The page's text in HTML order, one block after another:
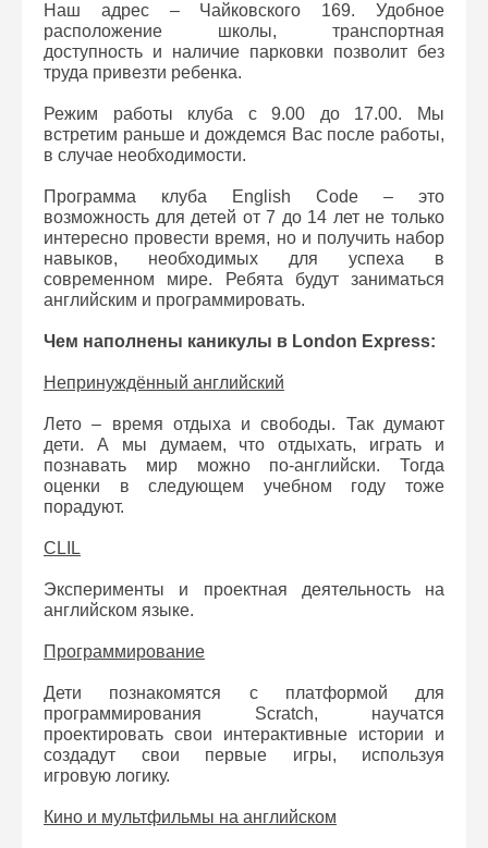
Наш адрес – Чайковского 169. Удобное
расположение школы, транспортная
доступность и наличие парковки позволит без
труда привезти ребенка.
Режим работы клуба с 9.00 до 17.00. Мы
встретим раньше и дождемся Вас после работы,
в случае необходимости.
Программа клуба English Code – это
возможность для детей от 7 до 14 лет не только
интересно провести время, но и получить набор
навыков, необходимых для успеха в
современном мире. Ребята будут заниматься
английским и программировать.
Чем наполнены каникулы в London Express:
Непринуждённый английский
Лето – время отдыха и свободы. Так думают
дети. А мы думаем, что отдыхать, играть и
познавать мир можно по-английски. Тогда
оценки в следующем учебном году тоже
порадуют.
CLIL
Эксперименты и проектная деятельность на
английском языке.
Программирование
Дети познакомятся с платформой для
программирования Scratch, научатся
проектировать свои интерактивные истории и
создадут свои первые игры, используя
игровую логику.
Кино и мультфильмы на английском